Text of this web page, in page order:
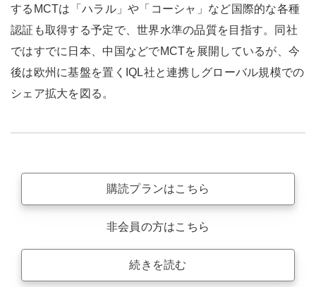
するMCTは「ハラル」や「コーシャ」など国際的な各種
認証も取得する予定で、世界水準の品質を目指す。同社
ではすでに日本、中国などでMCTを展開しているが、今
後は欧州に基盤を置くIQL社と連携しグローバル規模での
シェア拡大を図る。
購読プランはこちら
非会員の方はこちら
続きを読む